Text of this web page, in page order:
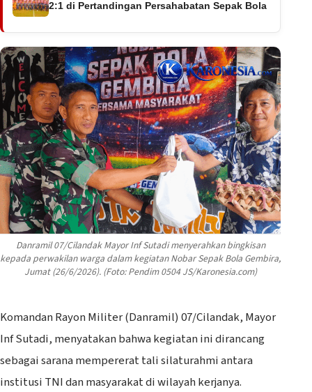
2:1 di Pertandingan Persahabatan Sepak Bola
Danramil 07/Cilandak Mayor Inf Sutadi menyerahkan bingkisan
kepada perwakilan warga dalam kegiatan Nobar Sepak Bola Gembira,
Jumat (26/6/2026). (Foto: Pendim 0504 JS/Karonesia.com)
‎Komandan Rayon Militer (Danramil) 07/Cilandak, Mayor
Inf Sutadi, menyatakan bahwa kegiatan ini dirancang
sebagai sarana mempererat tali silaturahmi antara
institusi TNI dan masyarakat di wilayah kerjanya.